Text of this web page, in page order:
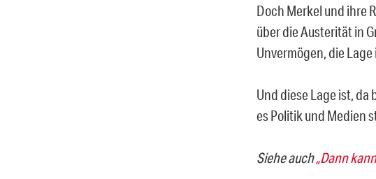
Doch Merkel und ihre
über die Austerität in
Unvermögen, die
Und diese Lage ist,
es Politik und Medien
Siehe auch„Dann